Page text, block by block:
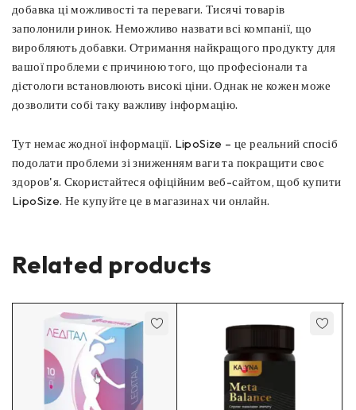
добавка ці можливості та переваги. Тисячі товарів
заполонили ринок. Неможливо назвати всі компанії, що
виробляють добавки. Отримання найкращого продукту для
вашої проблеми є причиною того, що професіонали та
дієтологи встановлюють високі ціни. Однак не кожен може
дозволити собі таку важливу інформацію.
Тут немає жодної інформації. LipoSize – це реальний спосіб
подолати проблеми зі зниженням ваги та покращити своє
здоров'я. Скористайтеся офіційним веб-сайтом, щоб купити
LipoSize. Не купуйте це в магазинах чи онлайн.
Related products